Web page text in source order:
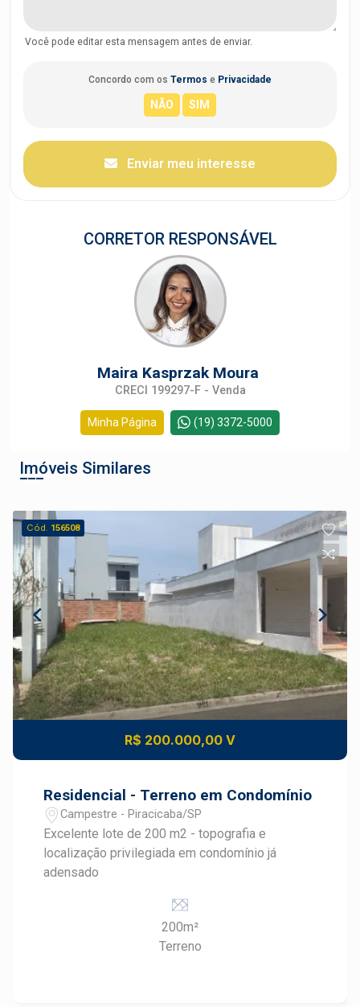
Você pode editar esta mensagem antes de enviar.
Concordo com os Termos e Privacidade
Enviar meu interesse
CORRETOR RESPONSÁVEL
Maira Kasprzak Moura
CRECI 199297-F - Venda
Minha Página (19) 3372-5000
Imóveis Similares
Cód. 156508
R$ 200.000,00 V
Residencial - Terreno em Condomínio
Campestre - Piracicaba/SP
Excelente lote de 200 m2 - topografia e
localização privilegiada em condomínio já
adensado
200m²
Terreno